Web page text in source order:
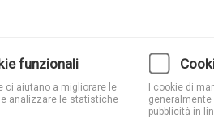
Termini di Servizio.
utilizzare il Sito.
funzionali
ci aiutano a migliorare le
analizzare le statistiche
I cookie di
pubblicità in